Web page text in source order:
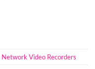
Network Video Recorders